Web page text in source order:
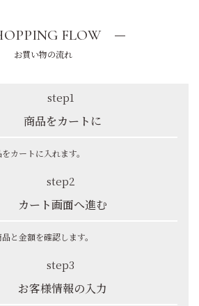
FLOW
お買い物の流れ
step1
商品をカートに
カートに入れます。
step2
カート画面へ進む
と金額を確認します。
step3
お客様情報の入力